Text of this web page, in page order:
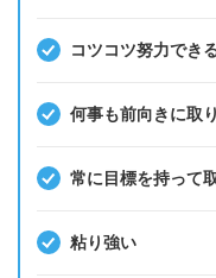
コツコツ努力でき
何事も前向きに取
常に目標を持って
粘り強い